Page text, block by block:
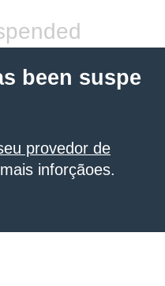
been suspe
provedor de
inforçãoes.